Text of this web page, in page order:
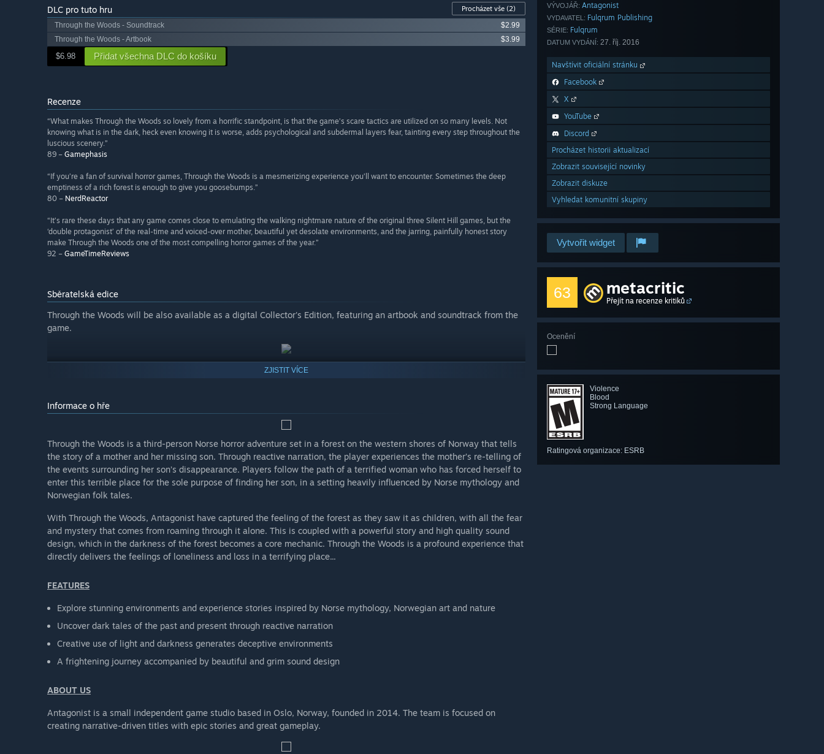
VÝVOJÁŘ: Antagonist
VYDAVATEL: Fulqrum Publishing
SÉRIE: Fulqrum
DATUM VYDÁNÍ: 27. říj. 2016
Navštívit oficiální stránku
Facebook
X
YouTube
Discord
Procházet historii aktualizací
Zobrazit související novinky
Zobrazit diskuze
Vyhledat komunitní skupiny
Vytvořit widget
63 metacritic
Přejít na recenze kritiků
Ocenění
Violence
Blood
Strong Language
Ratingová organizace: ESRB
DLC pro tuto hru Procházet vše (2)
Through the Woods - Soundtrack
$2.99
Through the Woods - Artbook
$3.99
$6.98 Přidat všechna DLC do košíku
Recenze
“What makes Through the Woods so lovely from a horrific standpoint, is that the game’s scare tactics are utilized on so many levels. Not
knowing what is in the dark, heck even knowing it is worse, adds psychological and subdermal layers fear, tainting every step throughout the
luscious scenery.”
89 – Gamephasis
“If you’re a fan of survival horror games, Through the Woods is a mesmerizing experience you’ll want to encounter. Sometimes the deep
emptiness of a rich forest is enough to give you goosebumps.”
80 – NerdReactor
“It’s rare these days that any game comes close to emulating the walking nightmare nature of the original three Silent Hill games, but the
‘double protagonist’ of the real-time and voiced-over mother, beautiful yet desolate environments, and the jarring, painfully honest story
make Through the Woods one of the most compelling horror games of the year.”
92 – GameTimeReviews
Sběratelská edice
Through the Woods will be also available as a digital Collector's Edition, featuring an artbook and soundtrack from the
game.
ZJISTIT VÍCE
Informace o hře
Through the Woods is a third-person Norse horror adventure set in a forest on the western shores of Norway that tells
the story of a mother and her missing son. Through reactive narration, the player experiences the mother’s re-telling of
the events surrounding her son’s disappearance. Players follow the path of a terrified woman who has forced herself to
enter this terrible place for the sole purpose of finding her son, in a setting heavily influenced by Norse mythology and
Norwegian folk tales.
With Through the Woods, Antagonist have captured the feeling of the forest as they saw it as children, with all the fear
and mystery that comes from roaming through it alone. This is coupled with a powerful story and high quality sound
design, which in the darkness of the forest becomes a core mechanic. Through the Woods is a profound experience that
directly delivers the feelings of loneliness and loss in a terrifying place...
FEATURES
Explore stunning environments and experience stories inspired by Norse mythology, Norwegian art and nature
Uncover dark tales of the past and present through reactive narration
Creative use of light and darkness generates deceptive environments
A frightening journey accompanied by beautiful and grim sound design
ABOUT US
Antagonist is a small independent game studio based in Oslo, Norway, founded in 2014. The team is focused on
creating narrative-driven titles with epic stories and great gameplay.